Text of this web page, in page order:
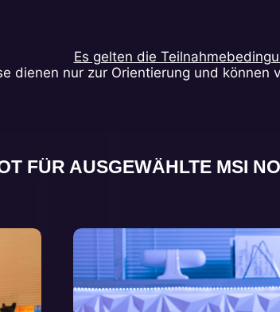
Es gelten die
dienen nur zur Orientierung und
FÜR AUSGEWÄHLTE MSI